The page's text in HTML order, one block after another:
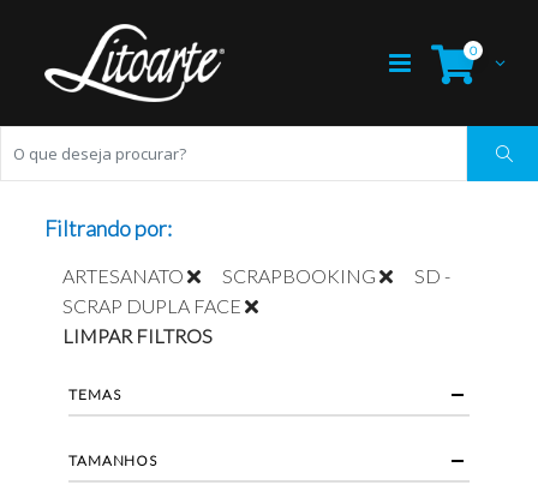
0
Filtrando por:
ARTESANATO SCRAPBOOKING
SD -
SCRAP DUPLA FACE
LIMPAR FILTROS
TEMAS
TAMANHOS